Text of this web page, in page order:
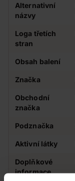
Alternativní
názvy
Loga třetích
stran
Obsah balení
Značka
Obchodní
značka
Podznačka
Aktivní látky
Doplňkové
informace